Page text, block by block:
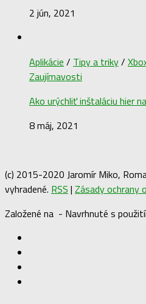
2 jún, 2021
Aplikácie / Tipy a triky/
Zaujímavosti
Ako urýchliť inštaláciu hier
8 máj, 2021
(c) 2015-2020 Jaromír Miko,
vyhradené. RSS | Zásady ochrany
Založené na - Navrhnuté s